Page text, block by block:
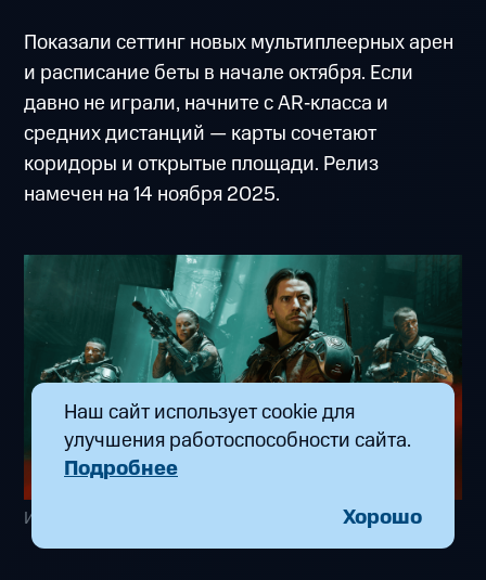
Наш сайт использует cookie для
улучшения работоспособности сайта.
Подробнее
Хорошо
Показали сеттинг новых мультиплеерных арен
и расписание беты в начале октября. Если
давно не играли, начните с AR‑класса и
средних дистанций — карты сочетают
коридоры и открытые площади. Релиз
намечен на 14 ноября 2025.
Изображение с сайта: steamcommunity.com